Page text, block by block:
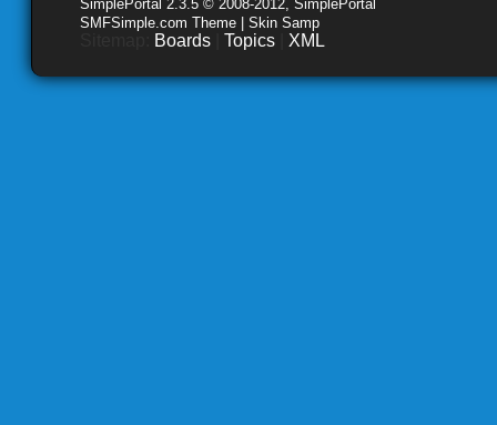
SimplePortal 2.3.5 © 2008-2012, SimplePortal
SMFSimple.com Theme | Skin Samp
Boards Topics XML